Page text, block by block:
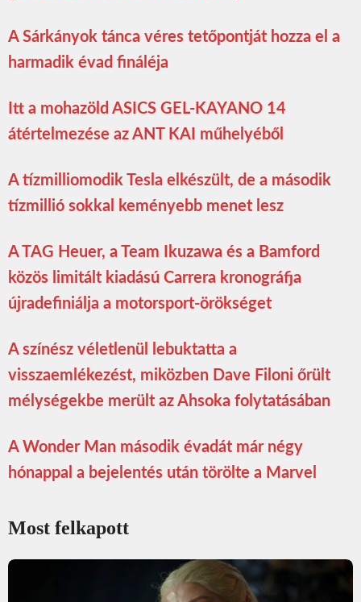
A Sárkányok tánca véres tetőpontját hozza el a
harmadik évad fináléja
Itt a mohazöld ASICS GEL-KAYANO 14
átértelmezése az ANT KAI műhelyéből
A tízmilliomodik Tesla elkészült, de a második
tízmillió sokkal keményebb menet lesz
A TAG Heuer, a Team Ikuzawa és a Bamford
közös limitált kiadású Carrera kronográfja
újradefiniálja a motorsport-örökséget
A színész véletlenül lebuktatta a
visszaemlékezést, miközben Dave Filoni őrült
mélységekbe merült az Ahsoka folytatásában
A Wonder Man második évadát már négy
hónappal a bejelentés után törölte a Marvel
Most felkapott